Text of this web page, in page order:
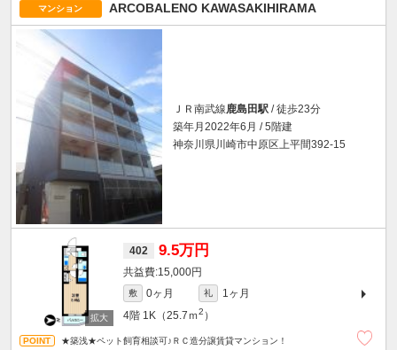
マンション ARCOBALENO KAWASAKIHIRAMA
ＪＲ南武線鹿島田駅 / 徒歩23分
築年月2022年6月 / 5階建
神奈川県川崎市中原区上平間392-15
402 9.5万円
15,000円
敷 0ヶ月 礼
1ヶ月
4階 1K（25.7ｍ2 ）
★築浅★ペット飼育相談可♪ＲＣ造分譲賃貸マンション！